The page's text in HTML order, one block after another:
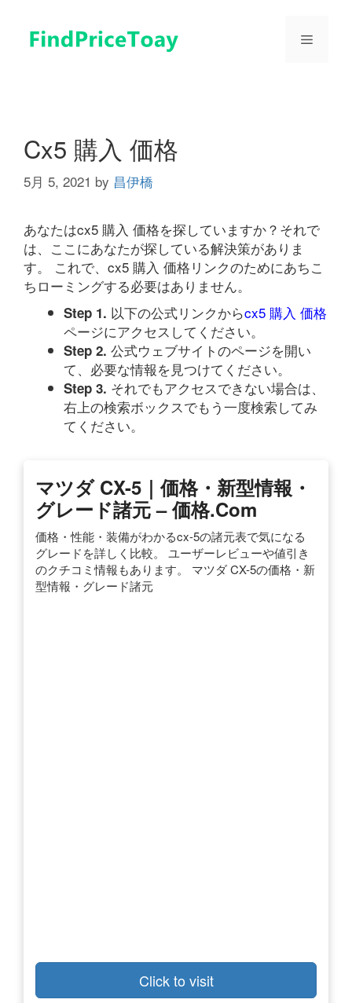
メ
Cx5 購入 価格
5月 5, 2021 by 昌伊橋
あなたはcx5 購入 価格を探していますか？それで
は、ここにあなたが探している解決策がありま
す。 これで、cx5 購入 価格リンクのためにあちこ
ちローミングする必要はありません。
Step 1. 以下の公式リンクからcx5 購入 価格
ページにアクセスしてください。
Step 2. 公式ウェブサイトのページを開い
て、必要な情報を見つけてください。
Step 3. それでもアクセスできない場合は、
右上の検索ボックスでもう一度検索してみ
てください。
マツダ CX-5｜価格・新型情報・
グレード諸元 – 価格.com
価格・性能・装備がわかるcx-5の諸元表で気になる
グレードを詳しく比較。 ユーザーレビューや値引き
のクチコミ情報もあります。 マツダ CX-5の価格・新
型情報・グレード諸元
Click to visit